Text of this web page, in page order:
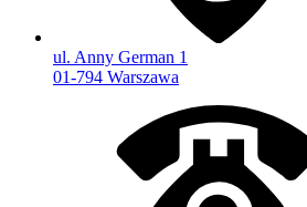
ul. Anny German 1
01-794 Warszawa